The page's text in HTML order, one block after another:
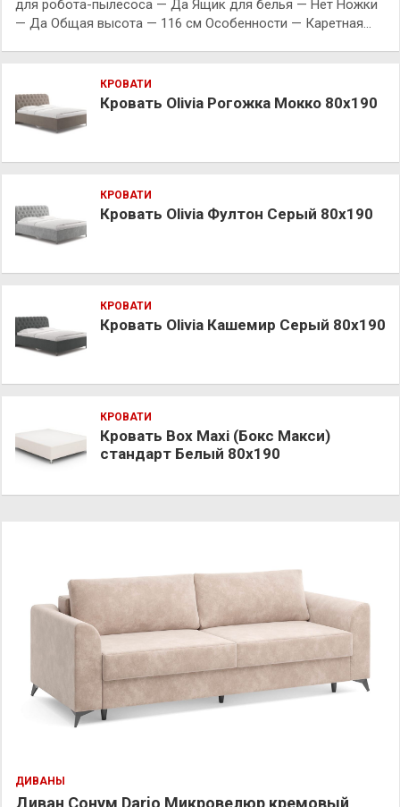
для робота-пылесоса — Да Ящик для белья — Нет Ножки
— Да Общая высота — 116 см Особенности — Каретная…
КРОВАТИ
Кровать Olivia Рогожка Мокко 80х190
КРОВАТИ
Кровать Olivia Фултон Серый 80х190
КРОВАТИ
Кровать Olivia Кашемир Серый 80х190
КРОВАТИ
Кровать Box Maxi (Бокс Макси)
стандарт Белый 80х190
ДИВАНЫ
Диван Сонум Dario Микровелюр кремовый